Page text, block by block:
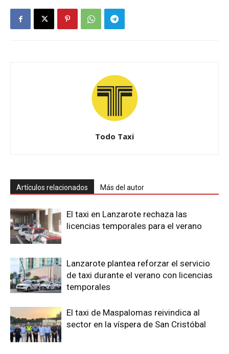
Todo Taxi
Artículos relacionados Más del autor
El taxi en Lanzarote rechaza las
licencias temporales para el verano
Lanzarote plantea reforzar el servicio
de taxi durante el verano con licencias
temporales
El taxi de Maspalomas reivindica al
sector en la víspera de San Cristóbal